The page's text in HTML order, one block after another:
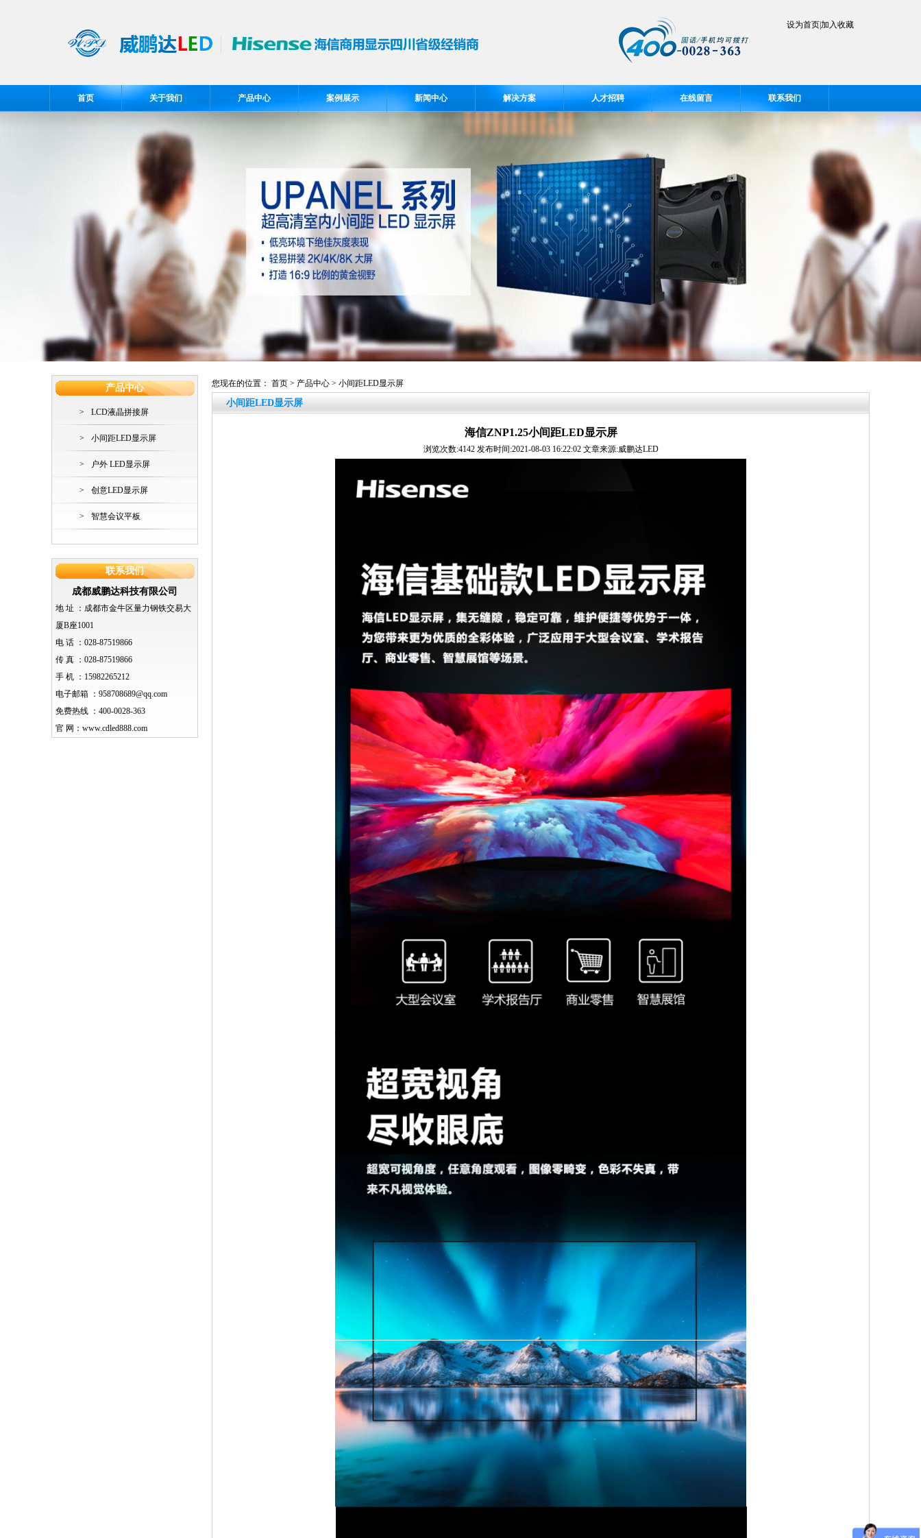
设为首页|加入收藏
首页 关于我们 产品中心 案例展示 新闻中心 解决方案 人才招聘 在线留言 联系我们
产品中心
> LCD液晶拼接屏
> 小间距LED显示屏
> 户外 LED显示屏
> 创意LED显示屏
> 智慧会议平板
联系我们
成都威鹏达科技有限公司
地 址 ： 成都市金牛区量力钢铁交易大
厦B座1001
电 话 ： 028-87519866
传 真 ： 028-87519866
手 机 ： 15982265212
电子邮箱 ： 958708689@qq.com
免费热线 ： 400-0028-363
官 网： www.cdled888.com
您现在的位置： 首页 > 产品中心 > 小间距LED显示屏
小间距LED显示屏
海信ZNP1.25小间距LED显示屏
浏览次数:4142 发布时间:2021-08-03 16:22:02 文章来源:威鹏达LED